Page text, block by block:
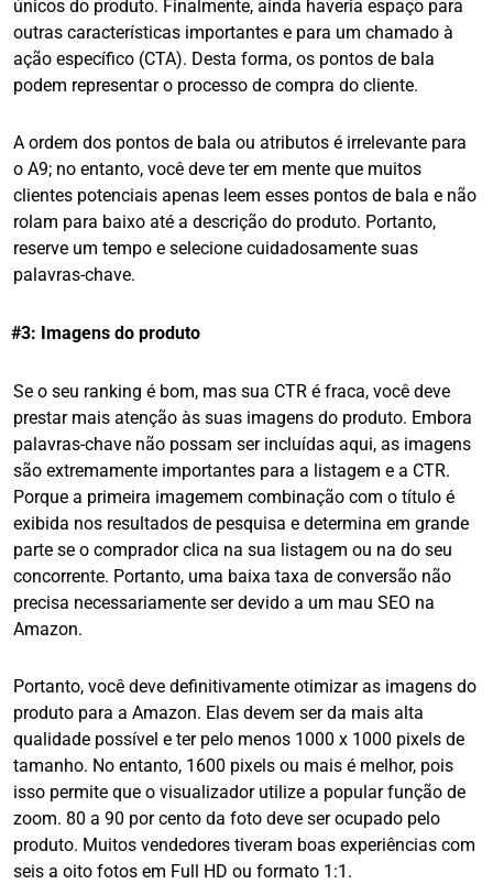
únicos do produto. Finalmente, ainda haveria espaço para
outras características importantes e para um chamado à
ação específico (CTA). Desta forma, os pontos de bala
podem representar o processo de compra do cliente.
A ordem dos pontos de bala ou atributos é irrelevante para
o A9; no entanto, você deve ter em mente que muitos
clientes potenciais apenas leem esses pontos de bala e não
rolam para baixo até a descrição do produto. Portanto,
reserve um tempo e selecione cuidadosamente suas
palavras-chave.
#3: Imagens do produto
Se o seu ranking é bom, mas sua CTR é fraca, você deve
prestar mais atenção às suas imagens do produto. Embora
palavras-chave não possam ser incluídas aqui, as imagens
são extremamente importantes para a listagem e a CTR.
Porque a primeira imagemem combinação com o título é
exibida nos resultados de pesquisa e determina em grande
parte se o comprador clica na sua listagem ou na do seu
concorrente. Portanto, uma baixa taxa de conversão não
precisa necessariamente ser devido a um mau SEO na
Amazon.
Portanto, você deve definitivamente otimizar as imagens do
produto para a Amazon. Elas devem ser da mais alta
qualidade possível e ter pelo menos 1000 x 1000 pixels de
tamanho. No entanto, 1600 pixels ou mais é melhor, pois
isso permite que o visualizador utilize a popular função de
zoom. 80 a 90 por cento da foto deve ser ocupado pelo
produto. Muitos vendedores tiveram boas experiências com
seis a oito fotos em Full HD ou formato 1:1.